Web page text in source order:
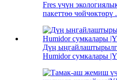
Fres үчүн
пакеттөө чөйчөктөрү
Дүң
Humidor сумкалары